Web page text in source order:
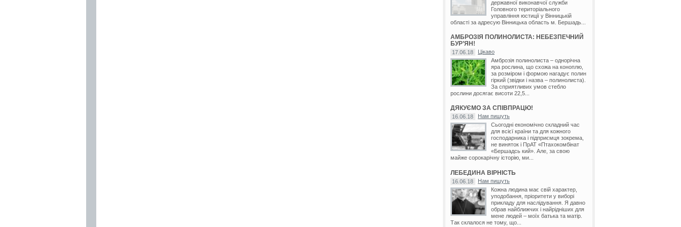
державної виконавчої служби
Головного територіального
управління юстиції у Вінницькій
області за адресую Вінницька область м. Бершадь...
АМБРОЗІЯ ПОЛИНОЛИСТА: НЕБЕЗПЕЧНИЙ
БУР’ЯН!
17.06.18
Цікаво
Амброзія полинолиста – однорічна
яра рослина, що схожа на коноплю,
за розміром і формою нагадує полин
гіркий (звідки і назва – полинолиста).
За сприятливих умов стебло
рослини досягає висоти 22,5...
ДЯКУЄМО ЗА СПІВПРАЦЮ!
16.06.18
Нам пишуть
Сьогодні економічно складний час
для всієї країни та для кожного
господарника і підприємця зокрема,
не виняток і ПрАТ «Птахокомбінат
«Бершадсь кий». Але, за свою
майже сорокарічну історію, ми...
ЛЕБЕДИНА ВІРНІСТЬ
16.06.18
Нам пишуть
Кожна людина має свій характер,
уподобання, пріоритети у виборі
прикладу для наслідування. Я давно
обрав найближчих і найрідніших для
мене людей – моїх батька та матір.
Так склалося не тому, що...